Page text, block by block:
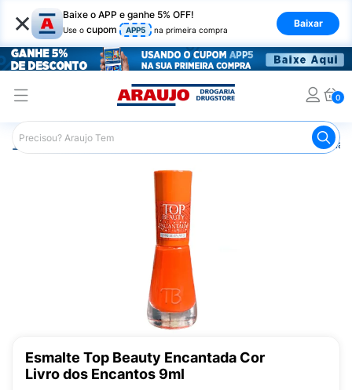
× Baixe o APP e ganhe 5% OFF!
Use o cupom APP5 na primeira compra
Baixar
0
Araujo Beleza e Cuidados
Esmalte Top Beauty Encantada Cor
Livro dos Encantos 9ml